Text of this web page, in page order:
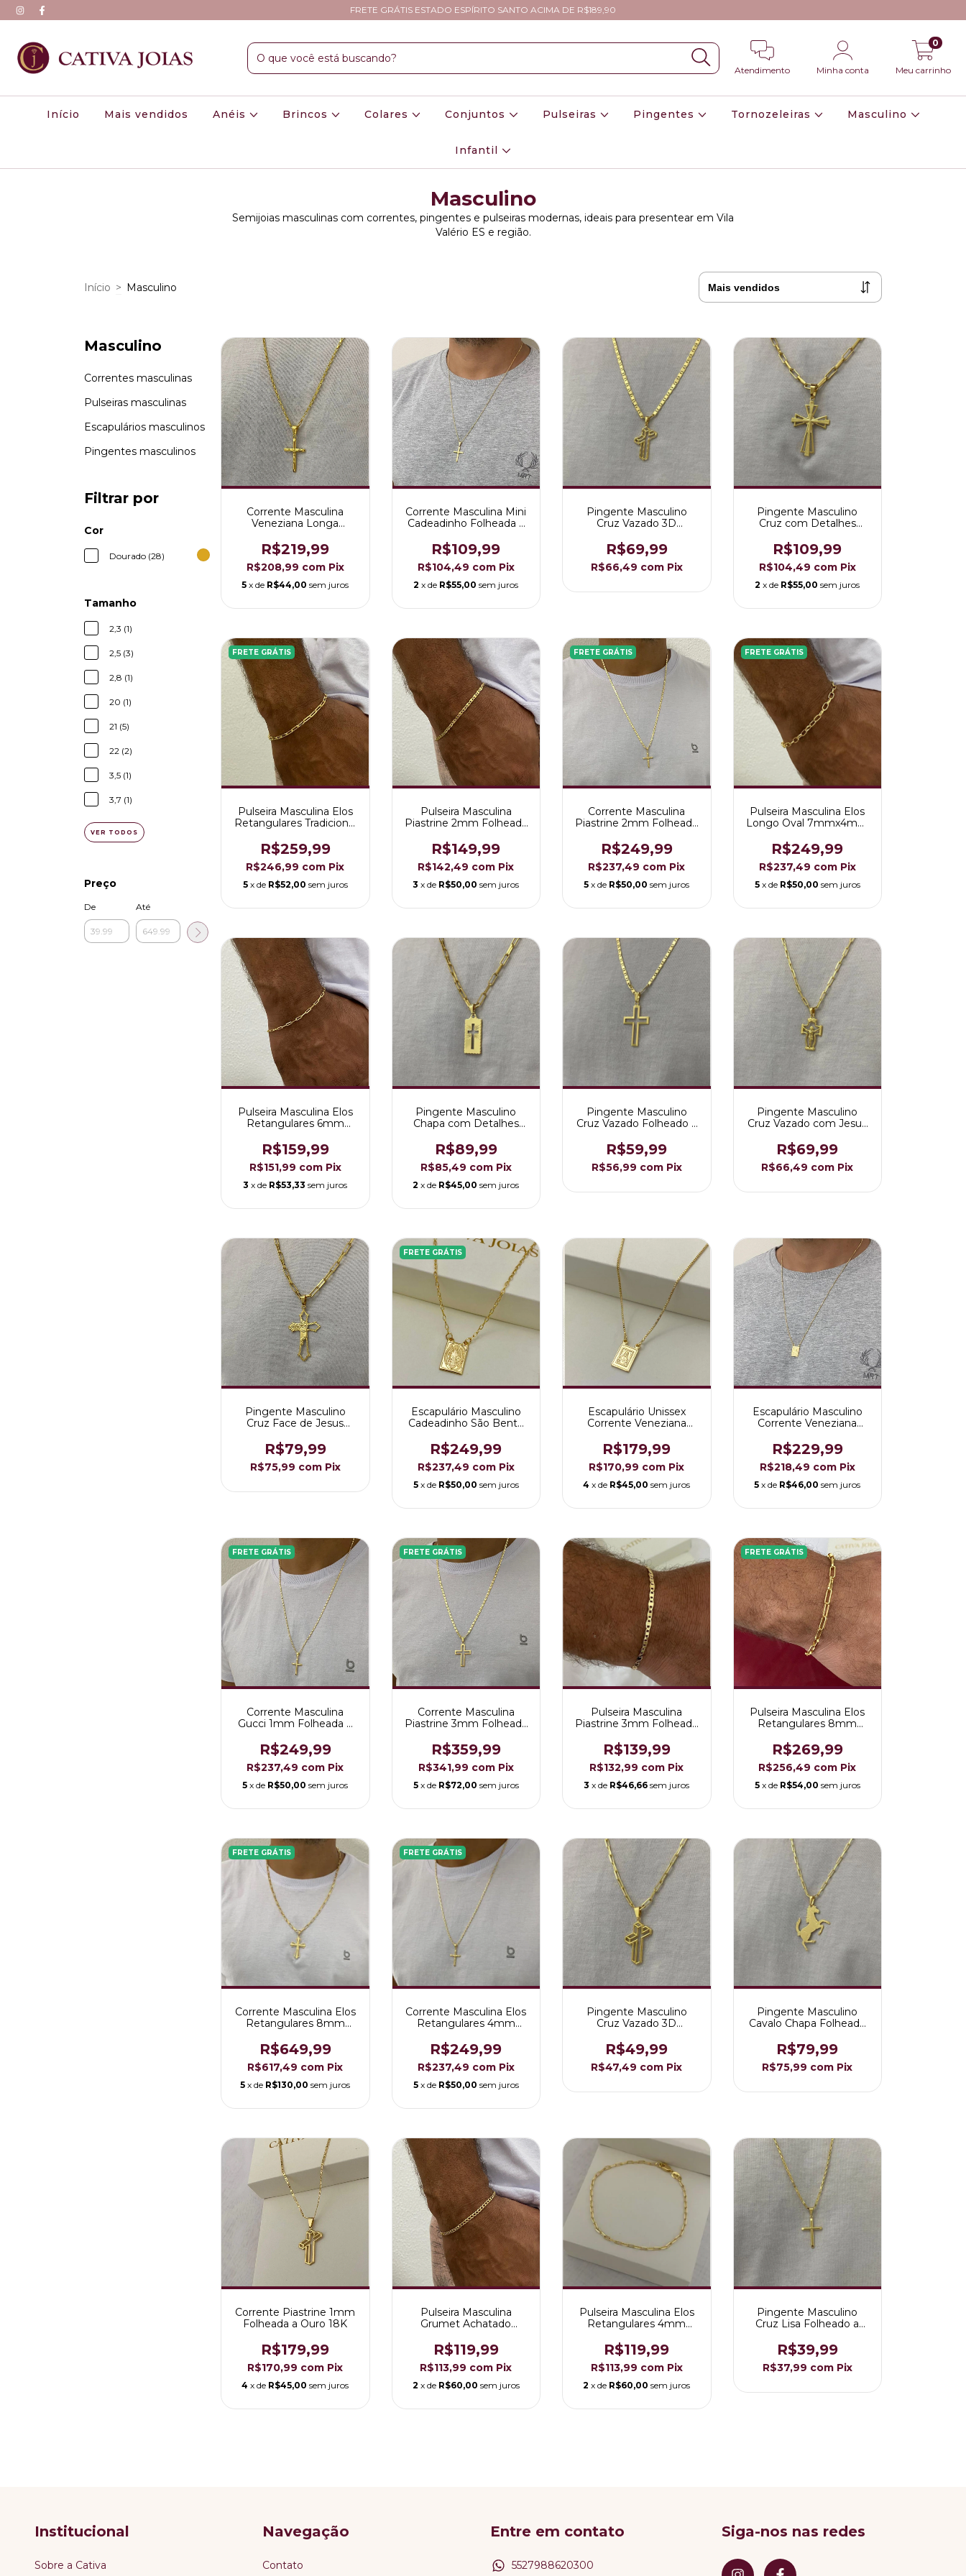
FRETE GRÁTIS ESTADO ESPÍRITO SANTO ACIMA DE R$189,90
Atendimento Minha conta Meu carrinho
0
Início Mais vendidos Anéis Brincos Colares Conjuntos Pulseiras Pingentes Tornozeleiras Masculino
Infantil
Masculino
Semijoias masculinas com correntes, pingentes e pulseiras modernas, ideais para presentear em Vila
Valério ES e região.
Início > Masculino
Masculino
Correntes masculinas
Pulseiras masculinas
Escapulários masculinos
Pingentes masculinos
Filtrar por
Cor
Dourado (28)
Tamanho
2,3 (1)
2,5 (3)
2,8 (1)
20 (1)
21 (5)
22 (2)
3,5 (1)
3,7 (1)
VER TODOS
Preço
De Até
Corrente Masculina
Veneziana Longa
R$219,99
R$208,99 com Pix
5 x de R$44,00 sem juros
Corrente Masculina Mini
Cadeadinho Folheada a
R$109,99
R$104,49 com Pix
2 x de R$55,00 sem juros
Pingente Masculino
Cruz Vazado 3D
Ouro 18K
R$69,99
R$66,49 com Pix
Pingente Masculino
Cruz com Detalhes
R$109,99
R$104,49 com Pix
2 x de R$55,00 sem juros
FRETE GRÁTIS
Pulseira Masculina Elos
Retangulares Tradicional
18K
R$259,99
R$246,99 com Pix
5 x de R$52,00 sem juros
Pulseira Masculina
Piastrine 2mm Folheada
R$149,99
R$142,49 com Pix
3 x de R$50,00 sem juros
FRETE GRÁTIS
Corrente Masculina
Piastrine 2mm Folheada
R$249,99
R$237,49 com Pix
5 x de R$50,00 sem juros
FRETE GRÁTIS
Pulseira Masculina Elos
Longo Oval 7mmx4mm
R$249,99
R$237,49 com Pix
5 x de R$50,00 sem juros
Pulseira Masculina Elos
Retangulares 6mm
R$159,99
R$151,99 com Pix
3 x de R$53,33 sem juros
Pingente Masculino
Chapa com Detalhes
Folheado a Ouro 18K
R$89,99
R$85,49 com Pix
2 x de R$45,00 sem juros
Pingente Masculino
Cruz Vazado Folheado a
R$59,99
R$56,99 com Pix
Pingente Masculino
Cruz Vazado com Jesus
R$69,99
R$66,49 com Pix
Pingente Masculino
Cruz Face de Jesus
Ouro 18K
R$79,99
R$75,99 com Pix
FRETE GRÁTIS
Escapulário Masculino
Cadeadinho São Bento
R$249,99
R$237,49 com Pix
5 x de R$50,00 sem juros
Escapulário Unissex
Corrente Veneziana
Carmo Folheado a Ouro
18K
R$179,99
R$170,99 com Pix
4 x de R$45,00 sem juros
Escapulário Masculino
Corrente Veneziana
Carmo Folheado a Ouro
18K
R$229,99
R$218,49 com Pix
5 x de R$46,00 sem juros
FRETE GRÁTIS
Corrente Masculina
Gucci 1mm Folheada a
R$249,99
R$237,49 com Pix
5 x de R$50,00 sem juros
FRETE GRÁTIS
Corrente Masculina
Piastrine 3mm Folheada
R$359,99
R$341,99 com Pix
5 x de R$72,00 sem juros
Pulseira Masculina
Piastrine 3mm Folheada
R$139,99
R$132,99 com Pix
3 x de R$46,66 sem juros
FRETE GRÁTIS
Pulseira Masculina Elos
Retangulares 8mm
R$269,99
R$256,49 com Pix
5 x de R$54,00 sem juros
FRETE GRÁTIS
Corrente Masculina Elos
Retangulares 8mm
R$649,99
R$617,49 com Pix
5 x de R$130,00 sem juros
FRETE GRÁTIS
Corrente Masculina Elos
Retangulares 4mm
R$249,99
R$237,49 com Pix
5 x de R$50,00 sem juros
Pingente Masculino
Cruz Vazado 3D
R$49,99
R$47,49 com Pix
Pingente Masculino
Cavalo Chapa Folheado
R$79,99
R$75,99 com Pix
Corrente Piastrine 1mm
Folheada a Ouro 18K
R$179,99
R$170,99 com Pix
4 x de R$45,00 sem juros
Pulseira Masculina
Grumet Achatado
R$119,99
R$113,99 com Pix
2 x de R$60,00 sem juros
Pulseira Masculina Elos
Retangulares 4mm
R$119,99
R$113,99 com Pix
2 x de R$60,00 sem juros
Pingente Masculino
Cruz Lisa Folheado a
R$39,99
R$37,99 com Pix
Institucional
Sobre a Cativa
Navegação
Contato
Entre em contato
5527988620300
Siga-nos nas redes